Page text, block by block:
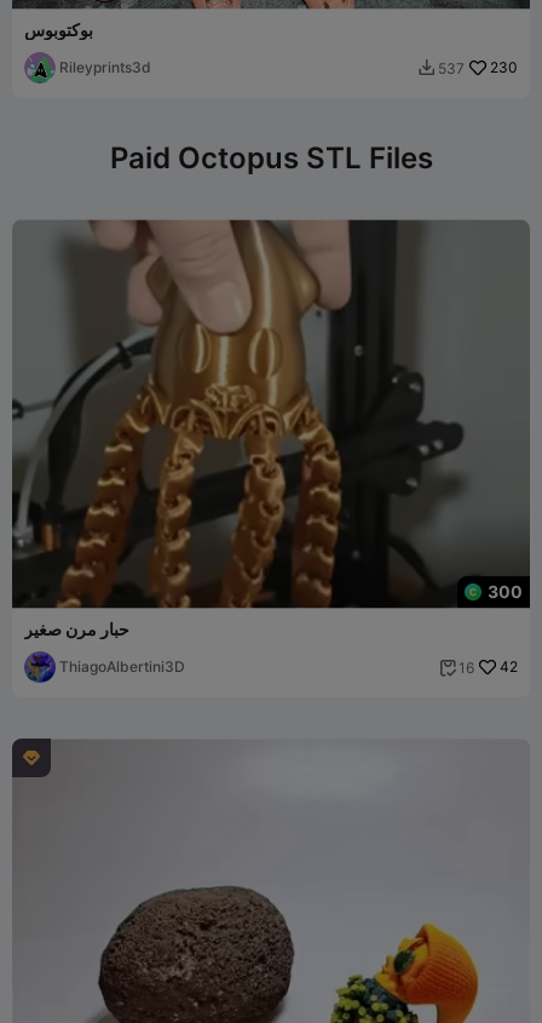
بوكتوبوس
Rileyprints3d  537 230
Paid Octopus STL Files
300
حبار مرن صغير
ThiagoAlbertini3D  16 42
